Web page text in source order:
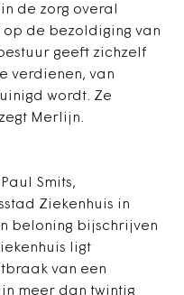
de zorg overal
op de bezoldiging van
geeft zichzelf
verdienen, van
wordt. Ze
Merlijn.
Smits,
Ziekenhuis in
beloning bijschrijven
ligt
van een
meer dan twintig